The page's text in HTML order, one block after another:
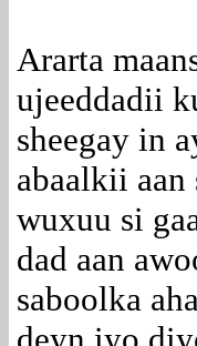
Ararta
ujeeddadii
sheegay in
abaalkii aan
wuxuu si
dad aan
saboolka